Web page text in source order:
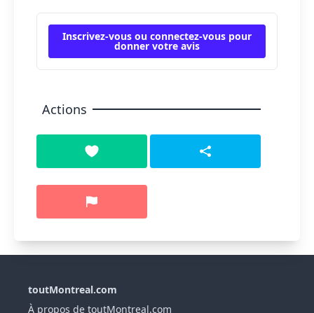
Inscrivez-vous ou connectez-vous pour
donner votre avis
Actions
toutMontreal.com
À propos de toutMontreal.com